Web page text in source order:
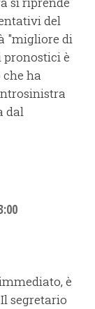
del
"migliore di
è
ha
dal
è
segretario